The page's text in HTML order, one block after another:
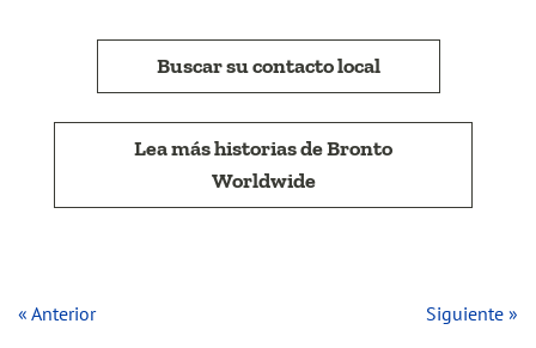
Buscar su contacto local
Lea más historias de Bronto
Worldwide
« Anterior Siguiente »